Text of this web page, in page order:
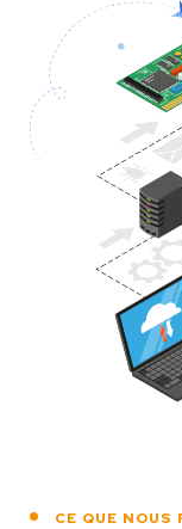
CE QUE NOUS